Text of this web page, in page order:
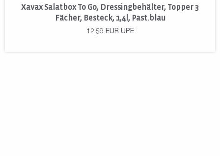
Xavax Salatbox To Go, Dressingbehälter, Topper 3
Fächer, Besteck, 1,4l, Past.blau
12,59 EUR UPE